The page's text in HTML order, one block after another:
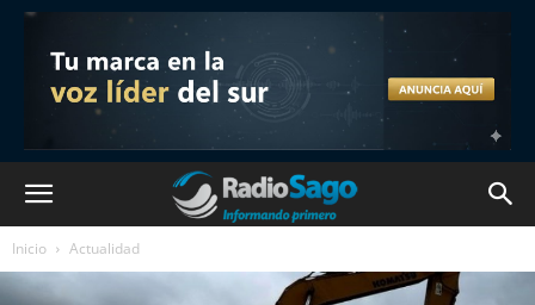
Inicio Actualidad